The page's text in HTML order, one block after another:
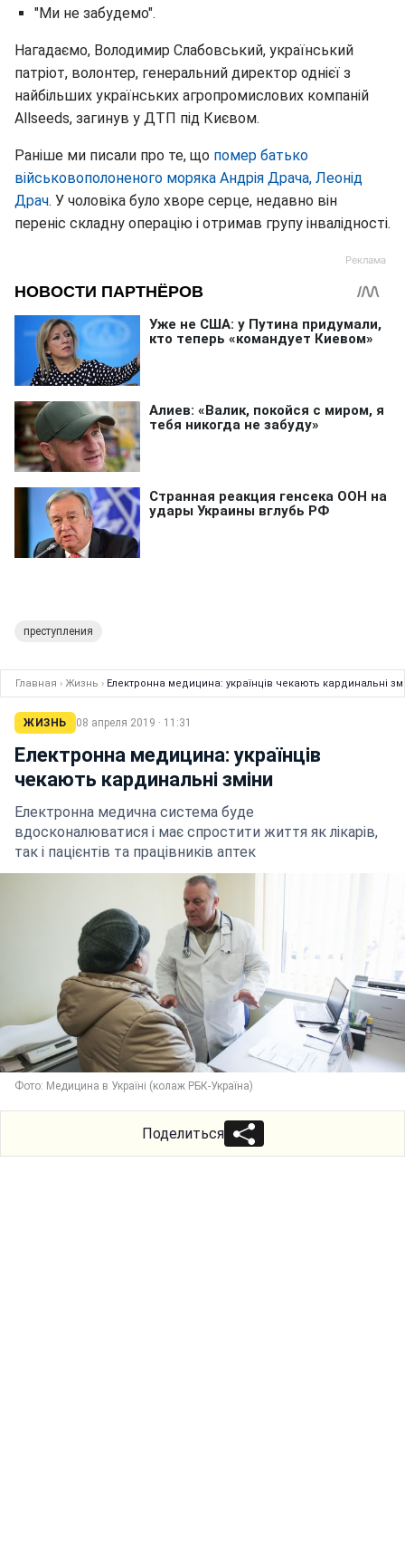
"Ми не забудемо".
Нагадаємо, Володимир Слабовський, український
патріот, волонтер, генеральний директор однієї з
найбільших українських агропромислових компаній
Allseeds, загинув у ДТП під Києвом.
Раніше ми писали про те, що помер батько
військовополоненого моряка Андрія Драча, Леонід
Драч. У чоловіка було хворе серце, недавно він
переніс складну операцію і отримав групу інвалідності.
преступления
Главная › Жизнь › Електронна медицина: українців чекають кардинальні
ЖИЗНЬ 08 апреля 2019 · 11:31
Електронна медицина: українців
чекають кардинальні зміни
Електронна медична система буде
вдосконалюватися і має спростити життя як лікарів,
так і пацієнтів та працівників аптек
Фото: Медицина в Україні (колаж РБК-Україна)
Поделиться